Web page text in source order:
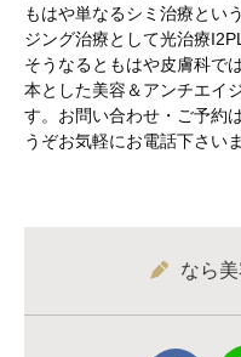
もはや単なるシミ治療とい
ジング治療として光治療
そうなるともはや皮膚科で
本とした美容＆アンチエイ
す。お問い合わせ・ご予約
うぞお気軽にお電話下さいま
なら